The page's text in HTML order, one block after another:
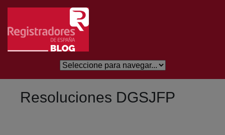
Skip to Main Content
Resoluciones DGSJFP